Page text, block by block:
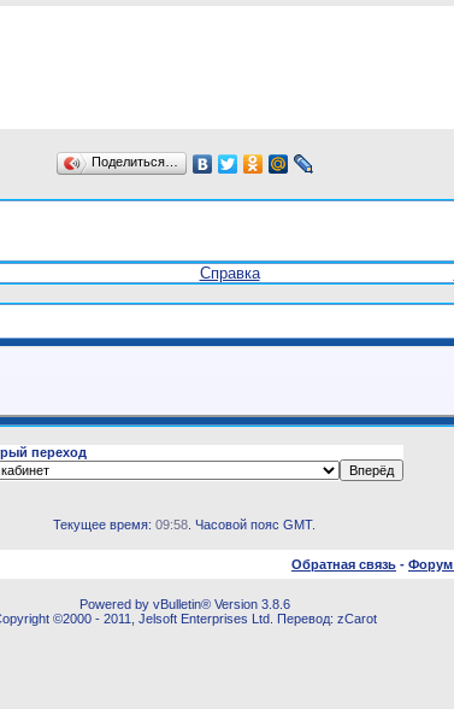
Поделиться…
Справка
переход
Текущее время: 09:58 . Часовой пояс GMT.
Обратная связь - Форум
Powered by vBulletin® Version 3.8.6
©2000 - 2011, Jelsoft Enterprises Ltd. Перевод: zCarot